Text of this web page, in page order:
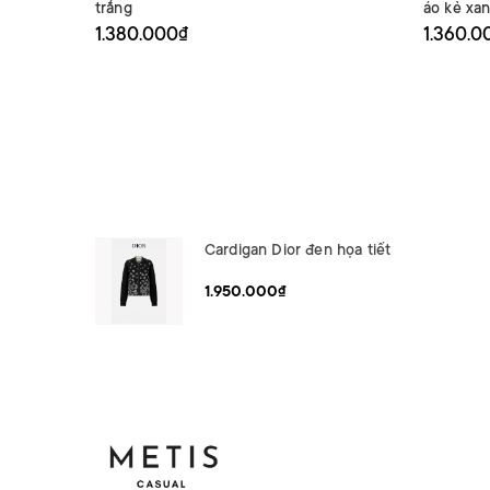
trắng
1.380.000₫
áo kẻ
Cardigan Dior đen họa tiết
1.950.000₫